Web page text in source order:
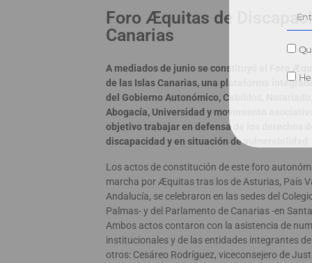
Foro Æquitas de
Canarias
A mediados de junio se constituyó el Foro
de las Islas Canarias, una plataforma
del Gobierno Autonómico, Cabildos,
Abogacía, Universidad y movimiento
objetivo trabajar en defensa de los derechos
discapacidad y en situación de vulnerabilidad.
Los actos de constitución de este foro
marcha por Æquitas tras los de Asturias, País
Andalucía, se celebraron en las sedes del
Palmas- y del Parlamento de Canarias -en
Ambos actos contaron con la asistencia de
institucionales y de las entidades integrantes
otros: Cesáreo Rodríguez, viceconsejero de